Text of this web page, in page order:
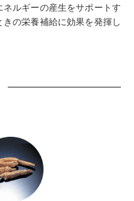
ルギーの産生をサポートす
の栄養補給に効果を発揮し